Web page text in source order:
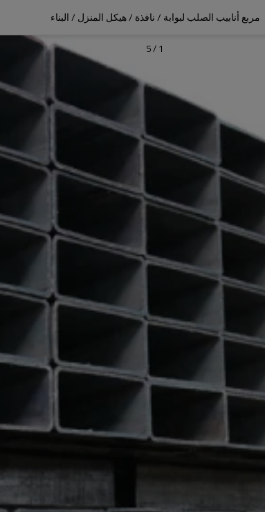
مربع أنابيب الصلب لبوابة / نافذة / هيكل المنزل / البناء
1
/
5